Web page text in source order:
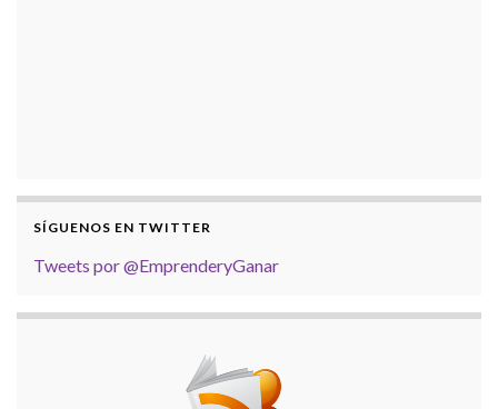
SÍGUENOS EN TWITTER
Tweets por @EmprenderyGanar